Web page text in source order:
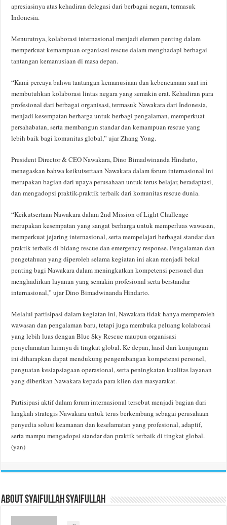
apresiasinya atas kehadiran delegasi dari berbagai negara, termasuk
Indonesia.
Menurutnya, kolaborasi internasional menjadi elemen penting dalam
memperkuat kemampuan organisasi rescue dalam menghadapi berbagai
tantangan kemanusiaan di masa depan.
“Kami percaya bahwa tantangan kemanusiaan dan kebencanaan saat ini
membutuhkan kolaborasi lintas negara yang semakin erat. Kehadiran para
profesional dari berbagai organisasi, termasuk Nawakara dari Indonesia,
menjadi kesempatan berharga untuk berbagi pengalaman, memperkuat
persahabatan, serta membangun standar dan kemampuan rescue yang
lebih baik bagi komunitas global,” ujar Zhang Yong.
President Director & CEO Nawakara, Dino Bimadwinanda Hindarto,
menegaskan bahwa keikutsertaan Nawakara dalam forum internasional ini
merupakan bagian dari upaya perusahaan untuk terus belajar, beradaptasi,
dan mengadopsi praktik-praktik terbaik dari komunitas rescue dunia.
“Keikutsertaan Nawakara dalam 2nd Mission of Light Challenge
merupakan kesempatan yang sangat berharga untuk memperluas wawasan,
memperkuat jejaring internasional, serta mempelajari berbagai standar dan
praktik terbaik di bidang rescue dan emergency response. Pengalaman dan
pengetahuan yang diperoleh selama kegiatan ini akan menjadi bekal
penting bagi Nawakara dalam meningkatkan kompetensi personel dan
menghadirkan layanan yang semakin profesional serta berstandar
internasional,” ujar Dino Bimadwinanda Hindarto.
Melalui partisipasi dalam kegiatan ini, Nawakara tidak hanya memperoleh
wawasan dan pengalaman baru, tetapi juga membuka peluang kolaborasi
yang lebih luas dengan Blue Sky Rescue maupun organisasi
penyelamatan lainnya di tingkat global. Ke depan, hasil dari kunjungan
ini diharapkan dapat mendukung pengembangan kompetensi personel,
penguatan kesiapsiagaan operasional, serta peningkatan kualitas layanan
yang diberikan Nawakara kepada para klien dan masyarakat.
Partisipasi aktif dalam forum internasional tersebut menjadi bagian dari
langkah strategis Nawakara untuk terus berkembang sebagai perusahaan
penyedia solusi keamanan dan keselamatan yang profesional, adaptif,
serta mampu mengadopsi standar dan praktik terbaik di tingkat global.
(yan)
About Syaifullah Syaifullah